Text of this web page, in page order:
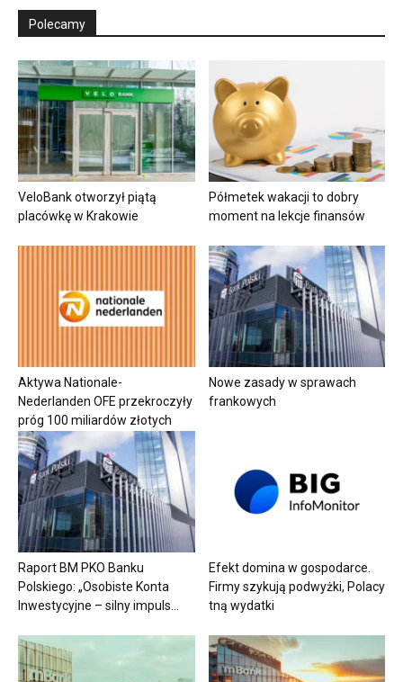
Polecamy
VeloBank otworzył piątą
placówkę w Krakowie
Półmetek wakacji to dobry
moment na lekcje finansów
Aktywa Nationale-
Nederlanden OFE przekroczyły
próg 100 miliardów złotych
Nowe zasady w sprawach
frankowych
Raport BM PKO Banku
Polskiego: „Osobiste Konta
Inwestycyjne – silny impuls...
Efekt domina w gospodarce.
Firmy szykują podwyżki, Polacy
tną wydatki